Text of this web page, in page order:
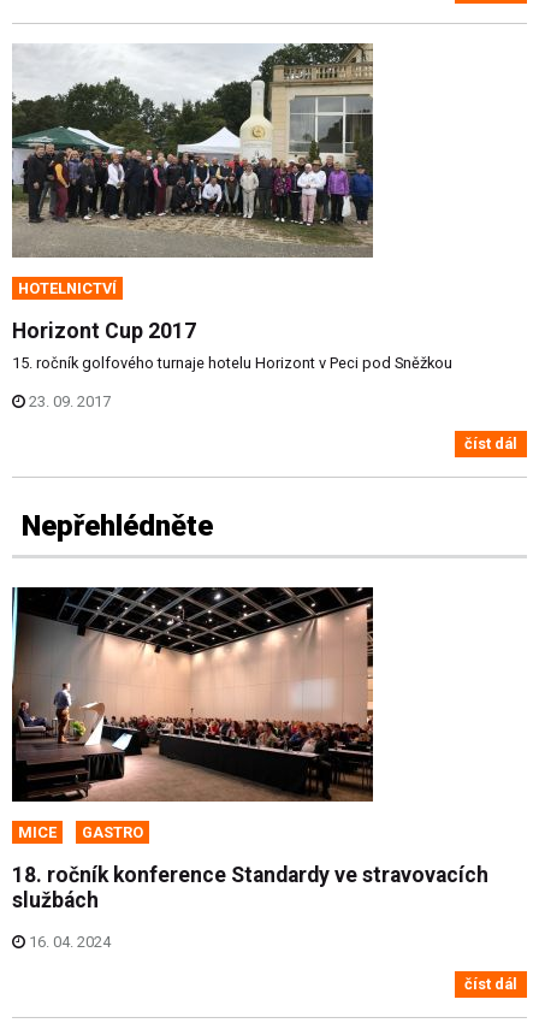
HOTELNICTVÍ
Horizont Cup 2017
15. ročník golfového turnaje hotelu Horizont v Peci pod Sněžkou
23. 09. 2017
číst dál
Nepřehlédněte
MICE GASTRO
18. ročník konference Standardy ve stravovacích
službách
16. 04. 2024
číst dál